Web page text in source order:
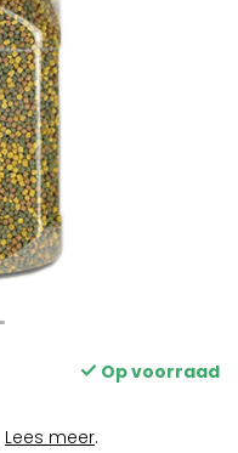
Op voorraad
Lees meer.